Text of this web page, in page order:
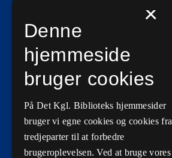
Information
Ledige stillinger
Vilkår for brug
Privatlivs- og persondatapolitik
Tilgængelighedserklæringer
Driftsstatus
Cookieindstillinger
×
Denne
hjemmeside
bruger cookies
På Det Kgl. Biblioteks hjemmesider
bruger vi egne cookies og cookies fra
tredjeparter til at forbedre
brugeroplevelsen. Ved at bruge vores